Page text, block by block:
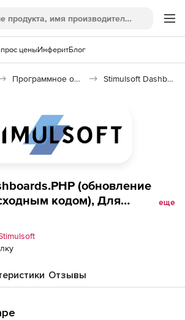
ценыИнферитБлог
Программное обеспечение для работы с документами Stimulsoft Dashboards.PHP
(обновление
кодом), Для
еще
Отзывы